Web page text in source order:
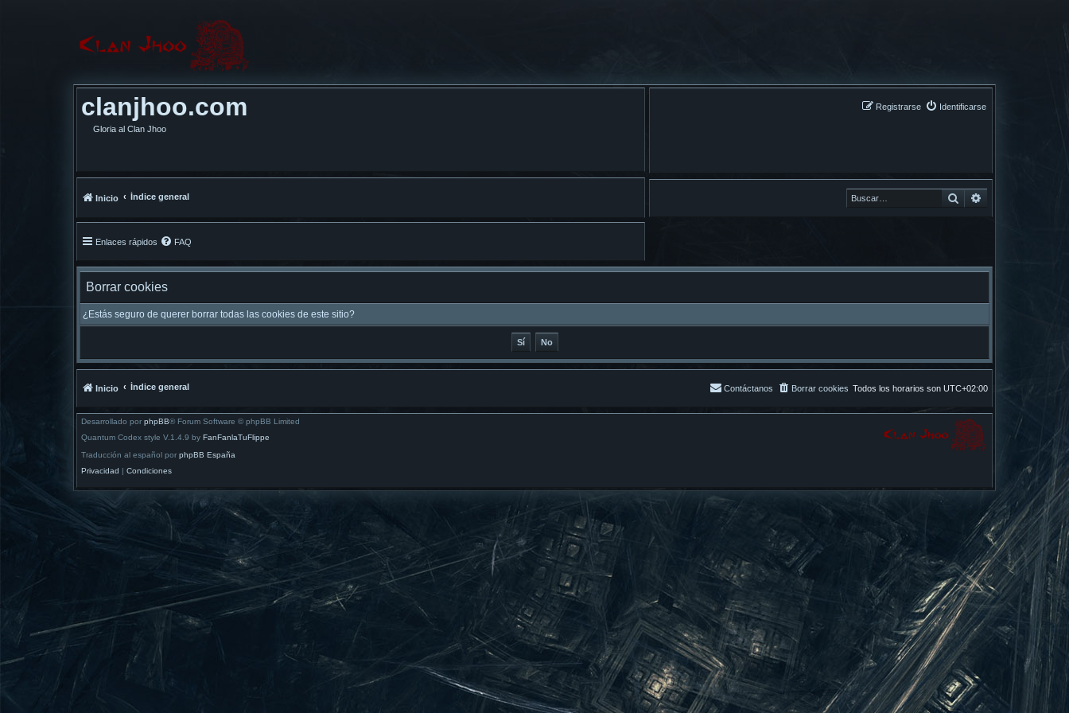
clanjhoo.com
Gloria al Clan Jhoo
Identificarse
Registrarse
Buscar
Inicio Índice general
Enlaces rápidos FAQ
Borrar cookies
¿Estás seguro de querer borrar todas las cookies de este sitio?
Inicio Índice general Todos los horarios son UTC+02:00
Borrar cookies
Contáctanos
Desarrollado por phpBB® Forum Software © phpBB Limited
Quantum Codex style V.1.4.9 by FanFanlaTuFlippe
Traducción al español por phpBB España
Privacidad | Condiciones